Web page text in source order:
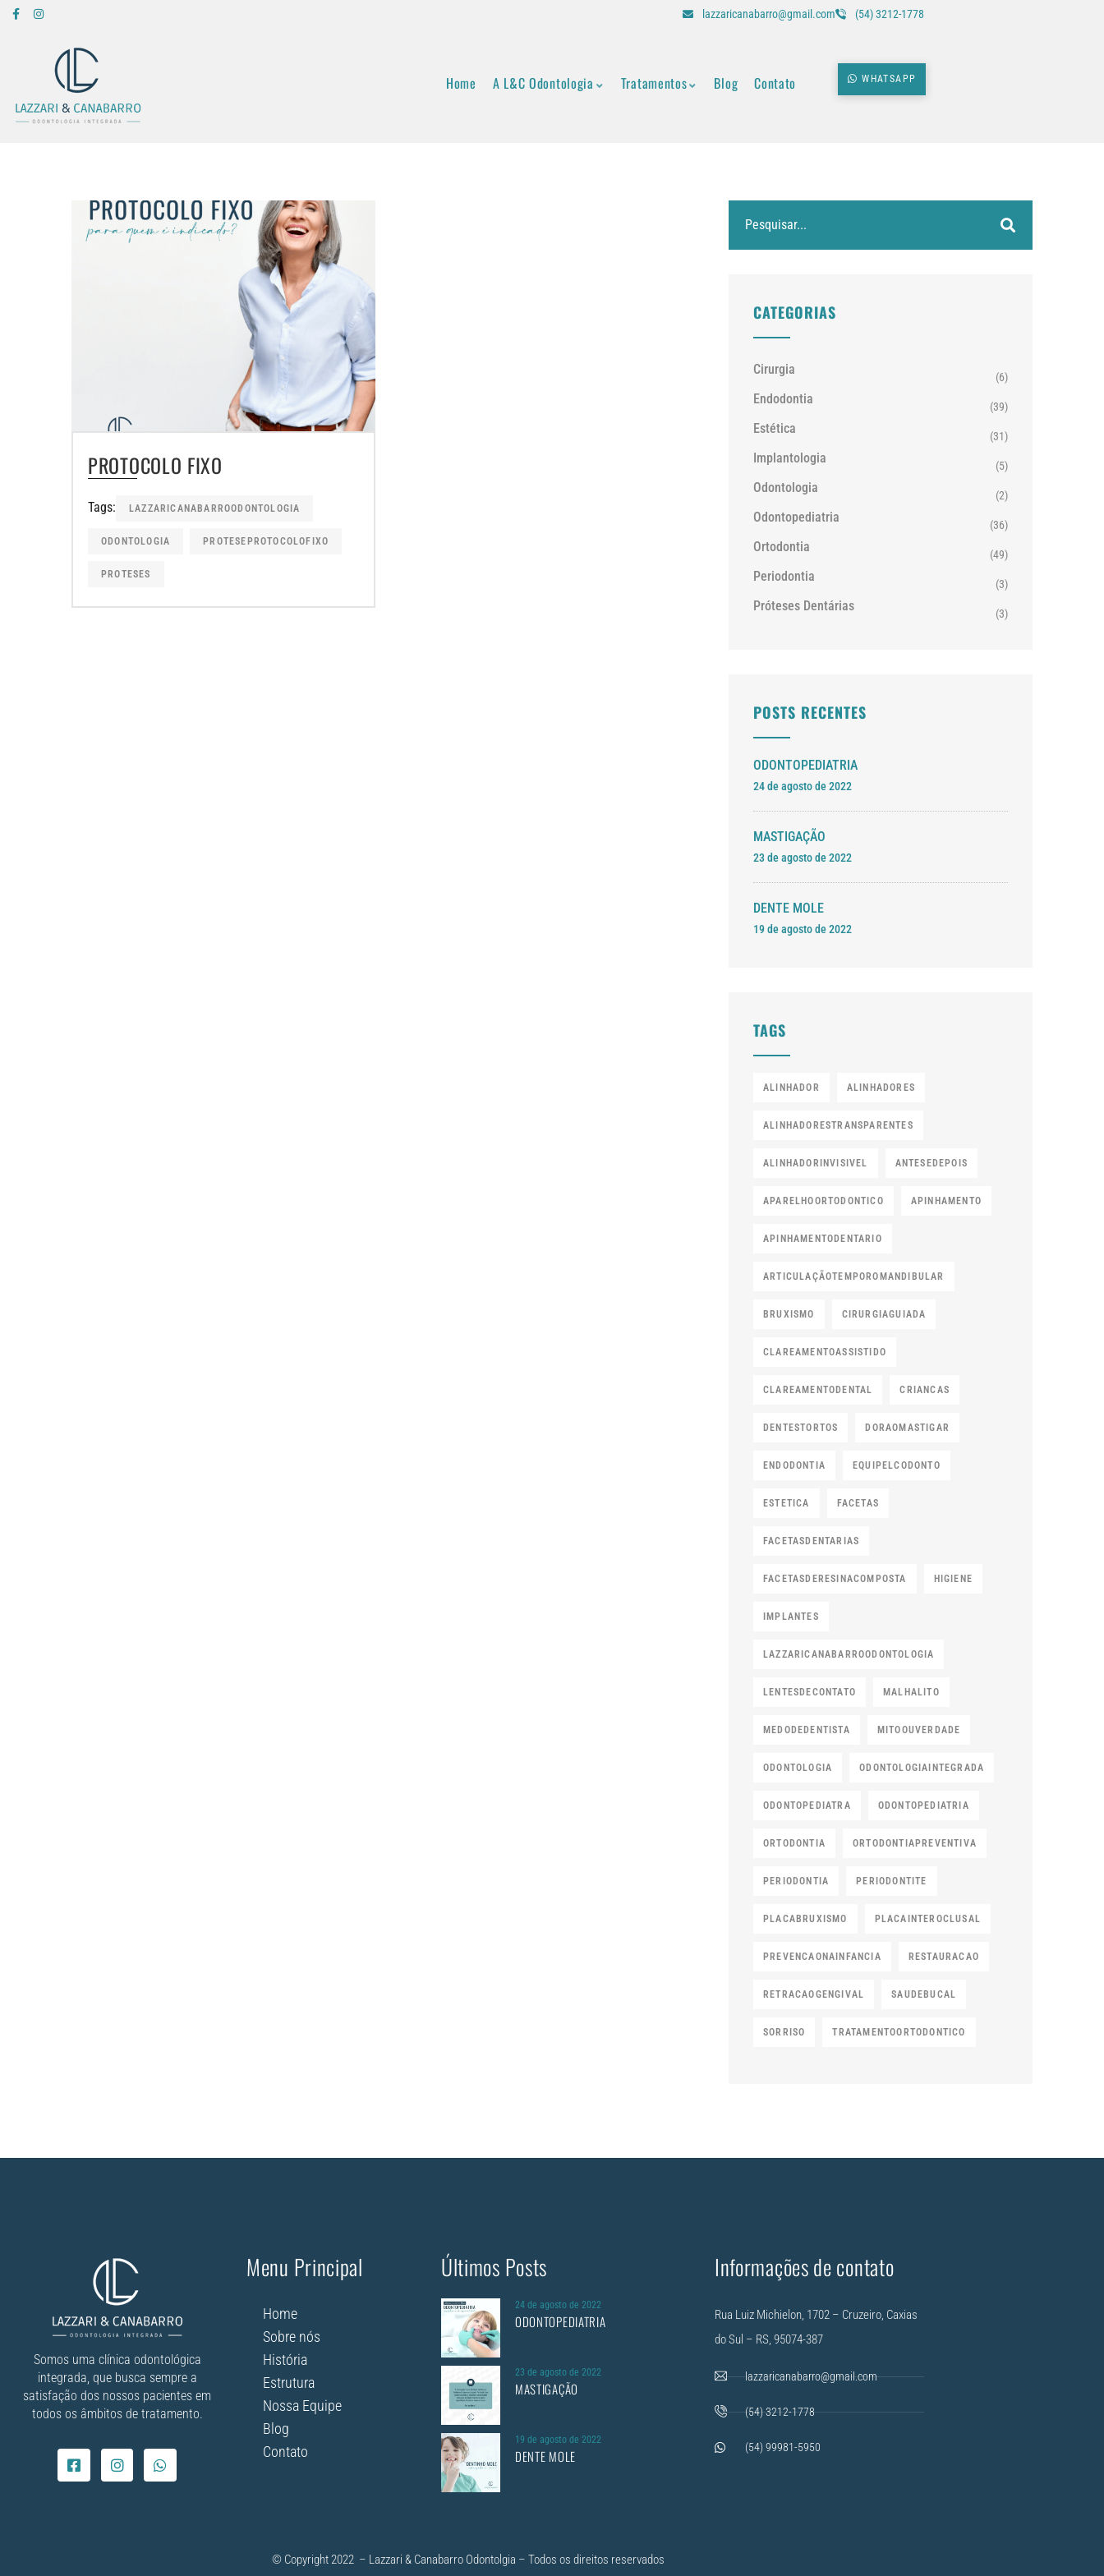
lazzaricanabarro@gmail.com (54) 3212-1778
Home A L&C Odontologia Tratamentos Blog Contato WHATSAPP
PROTOCOLO FIXO
Tags: LAZZARICANABARROODONTOLOGIA
ODONTOLOGIA PROTESEPROTOCOLOFIXO
PROTESES
CATEGORIAS
Cirurgia (6)
Endodontia (39)
Estética (31)
Implantologia (5)
Odontologia (2)
Odontopediatria (36)
Ortodontia (49)
Periodontia (3)
Próteses Dentárias (3)
POSTS RECENTES
ODONTOPEDIATRIA
24 de agosto de 2022
MASTIGAÇÃO
23 de agosto de 2022
DENTE MOLE
19 de agosto de 2022
TAGS
ALINHADOR ALINHADORES
ALINHADORESTRANSPARENTES
ALINHADORINVISIVEL ANTESEDEPOIS
APARELHOORTODONTICO APINHAMENTO
APINHAMENTODENTARIO
ARTICULAÇÃOTEMPOROMANDIBULAR
BRUXISMO CIRURGIAGUIADA
CLAREAMENTOASSISTIDO
CLAREAMENTODENTAL CRIANCAS
DENTESTORTOS DORAOMASTIGAR
ENDODONTIA EQUIPELCODONTO
ESTETICA FACETAS
FACETASDENTARIAS
FACETASDERESINACOMPOSTA HIGIENE
IMPLANTES
LAZZARICANABARROODONTOLOGIA
LENTESDECONTATO MALHALITO
MEDODEDENTISTA MITOOUVERDADE
ODONTOLOGIA ODONTOLOGIAINTEGRADA
ODONTOPEDIATRA ODONTOPEDIATRIA
ORTODONTIA ORTODONTIAPREVENTIVA
PERIODONTIA PERIODONTITE
PLACABRUXISMO PLACAINTEROCLUSAL
PREVENCAONAINFANCIA RESTAURACAO
RETRACAOGENGIVAL SAUDEBUCAL
SORRISO TRATAMENTOORTODONTICO
Somos uma clínica odontológica
integrada, que busca sempre a
satisfação dos nossos pacientes em
todos os âmbitos de tratamento.
Menu Principal
Home
Sobre nós
História
Estrutura
Nossa Equipe
Blog
Contato
Últimos Posts
24 de agosto de 2022
ODONTOPEDIATRIA
23 de agosto de 2022
MASTIGAÇÃO
19 de agosto de 2022
DENTE MOLE
Informações de contato
Rua Luiz Michielon, 1702 – Cruzeiro, Caxias
do Sul – RS, 95074-387
lazzaricanabarro@gmail.com
(54) 3212-1778
(54) 99981-5950
© Copyright 2022 – Lazzari & Canabarro Odontolgia – Todos os direitos reservados